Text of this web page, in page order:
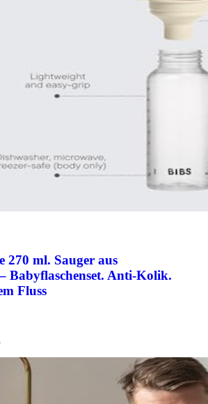
270 ml. Sauger aus
Babyflaschenset. Anti-Kolik.
Fluss
)